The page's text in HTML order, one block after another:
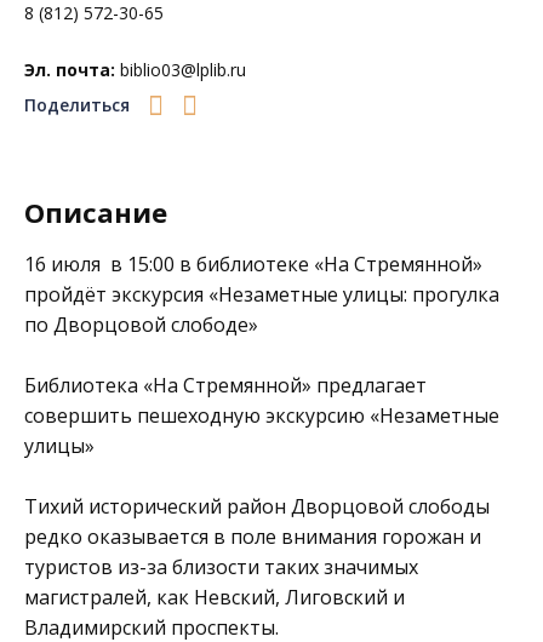
8 (812) 572-30-65
Эл. почта: biblio03@lplib.ru
Поделиться
Описание
16 июля в 15:00 в библиотеке «На Стремянной»
пройдёт экскурсия «Незаметные улицы: прогулка
по Дворцовой слободе»
Библиотека «На Стремянной» предлагает
совершить пешеходную экскурсию «Незаметные
улицы»
Тихий исторический район Дворцовой слободы
редко оказывается в поле внимания горожан и
туристов из-за близости таких значимых
магистралей, как Невский, Лиговский и
Владимирский проспекты.